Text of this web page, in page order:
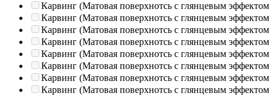
Карвинг (Матовая поверхнотсь с глянцевым эффектом
Карвинг (Матовая поверхнотсь с глянцевым эффектом
Карвинг (Матовая поверхнотсь с глянцевым эффектом
Карвинг (Матовая поверхнотсь с глянцевым эффектом
Карвинг (Матовая поверхнотсь с глянцевым эффектом
Карвинг (Матовая поверхнотсь с глянцевым эффектом
Карвинг (Матовая поверхнотсь с глянцевым эффектом
Карвинг (Матовая поверхнотсь с глянцевым эффектом